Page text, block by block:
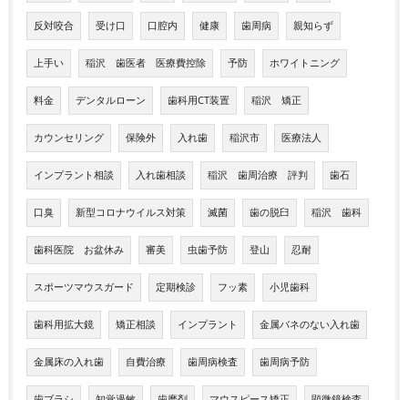
反対咬合 受け口 口腔内 健康 歯周病 親知らず
上手い 稲沢 歯医者 医療費控除 予防 ホワイトニング
料金 デンタルローン 歯科用CT装置 稲沢 矯正
カウンセリング 保険外 入れ歯 稲沢市 医療法人
インプラント相談 入れ歯相談 稲沢 歯周治療 評判 歯石
口臭 新型コロナウイルス対策 滅菌 歯の脱臼 稲沢 歯科
歯科医院 お盆休み 審美 虫歯予防 登山 忍耐
スポーツマウスガード 定期検診 フッ素 小児歯科
歯科用拡大鏡 矯正相談 インプラント 金属バネのない入れ歯
金属床の入れ歯 自費治療 歯周病検査 歯周病予防